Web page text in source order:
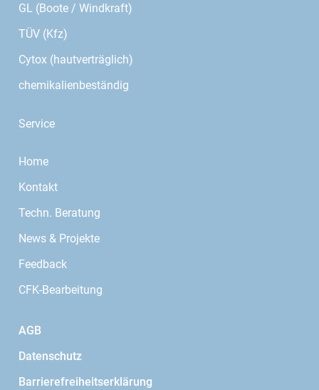
GL (Boote / Windkraft)
TÜV (Kfz)
Cytox (hautverträglich)
chemikalienbeständig
Service
Home
Kontakt
Techn. Beratung
News & Projekte
Feedback
CFK-Bearbeitung
AGB
Datenschutz
Barrierefreiheitserklärung